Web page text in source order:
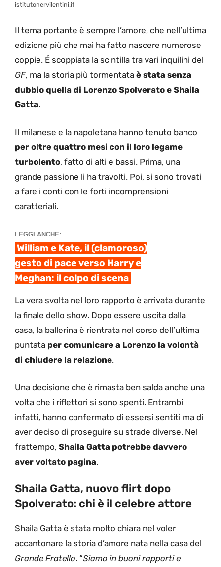
istitutonervilentini.it
Il tema portante è sempre l’amore, che nell’ultima
edizione più che mai ha fatto nascere numerose
coppie. É scoppiata la scintilla tra vari inquilini del
GF, ma la storia più tormentata è stata senza
dubbio quella di Lorenzo Spolverato e Shaila
Gatta.
Il milanese e la napoletana hanno tenuto banco
per oltre quattro mesi con il loro legame
turbolento, fatto di alti e bassi. Prima, una
grande passione li ha travolti. Poi, si sono trovati
a fare i conti con le forti incomprensioni
caratteriali.
LEGGI ANCHE:
William e Kate, il (clamoroso)
gesto di pace verso Harry e
Meghan: il colpo di scena
La vera svolta nel loro rapporto è arrivata durante
la finale dello show. Dopo essere uscita dalla
casa, la ballerina è rientrata nel corso dell’ultima
puntata per comunicare a Lorenzo la volontà
di chiudere la relazione.
Una decisione che è rimasta ben salda anche una
volta che i riflettori si sono spenti. Entrambi
infatti, hanno confermato di essersi sentiti ma di
aver deciso di proseguire su strade diverse. Nel
frattempo, Shaila Gatta potrebbe davvero
aver voltato pagina.
Shaila Gatta, nuovo flirt dopo
Spolverato: chi è il celebre attore
Shaila Gatta è stata molto chiara nel voler
accantonare la storia d’amore nata nella casa del
Grande Fratello. “Siamo in buoni rapporti e